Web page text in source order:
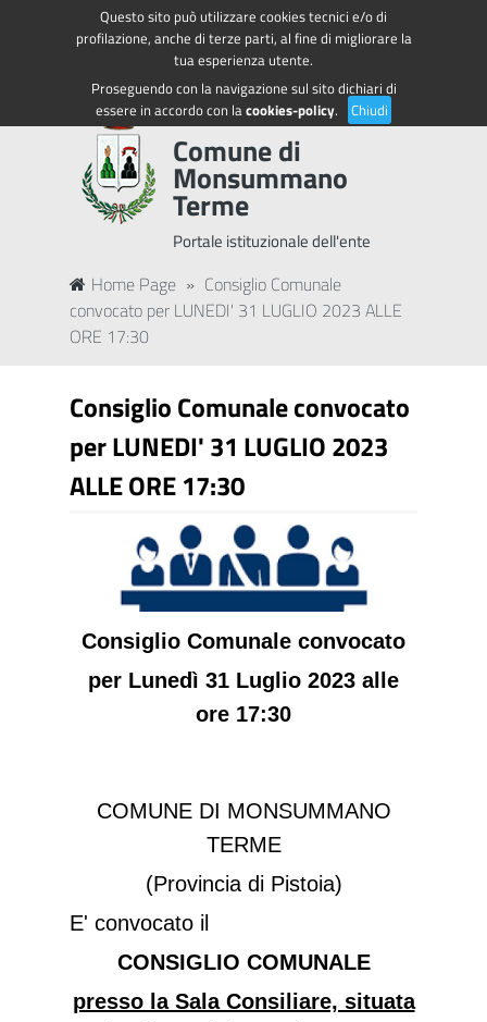
Questo sito può utilizzare cookies tecnici e/o di
profilazione, anche di terze parti, al fine di migliorare la
tua esperienza utente.
Proseguendo con la navigazione sul sito dichiari di
essere in accordo con lacookies-policy. Chiudi
Regione Toscana Accedi ai servizi
Comune di
Monsummano
Terme
Portale istituzionale dell'ente
Home Page » Consiglio Comunale
convocato per LUNEDI' 31 LUGLIO 2023 ALLE
ORE 17:30
Consiglio Comunale convocato
per LUNEDI' 31 LUGLIO 2023
ALLE ORE 17:30
Consiglio Comunale convocato
per Lunedì 31 Luglio 2023 alle
ore 17:30
COMUNE DI MONSUMMANO
TERME
(Provincia di Pistoia)
E' convocato il
CONSIGLIO COMUNALE
presso la Sala Consiliare, situata